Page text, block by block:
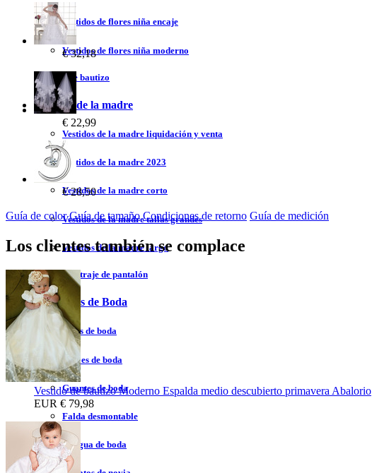
Vestidos de flores niña encaje
Vestidos de flores niña moderno
Vestidos de bautizo
Vestidos de la madre
Vestidos de la madre liquidación y venta
Vestidos de la madre 2023
Vestidos de la madre corto
Vestidos de la madre tallas grandes
Vestidos de la madre largo
Vestidos de traje de pantalón
Accesorios de Boda
Velos de boda
Chales de boda
Guantes de boda
Falda desmontable
Enagua de boda
€ 32,18
€ 22,99
€ 28,50
Guía de color Guía de tamaño Condiciones de retorno Guía de medición
Los clientes también se complace
Vestido de bautizo Moderno Espalda medio descubierto primavera Abalorio
EUR € 79,98